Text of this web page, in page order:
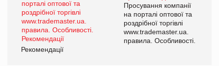
Просування компанії
на порталі оптової та
роздрібної торгівлі
www.trademaster.ua.
правила. Особливості.
Рекомендації